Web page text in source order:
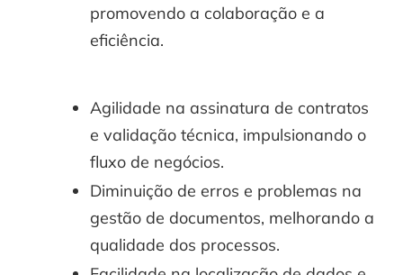
promovendo a colaboração e a
eficiência.
Agilidade na assinatura de contratos
e validação técnica, impulsionando o
fluxo de negócios.
Diminuição de erros e problemas na
gestão de documentos, melhorando a
qualidade dos processos.